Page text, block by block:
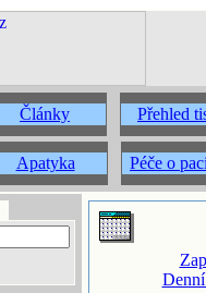
Články Přehled
Apatyka Péče o